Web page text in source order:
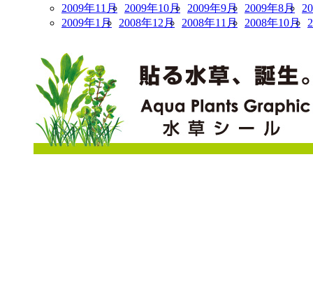
2009年11月
2009年10月 2009年9月 2009年8月
2009年1月
2008年12月 2008年11月 2008年10月